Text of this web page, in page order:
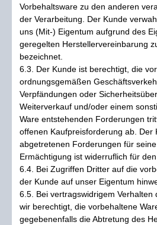
Vorbehaltsware zu den anderen
der Verarbeitung. Der Kunde
uns (Mit-) Eigentum aufgrund des
geregelten Herstellervereinbarung
bezeichnet.
6.3. Der Kunde ist berechtigt, die
ordnungsgemäßen
Verpfändungen oder
Weiterverkauf und/oder einem
Ware entstehenden Forderungen
offenen Kaufpreisforderung ab.
abgetretenen Forderungen für
Ermächtigung ist widerruflich für
6.4. Bei Zugriffen Dritter auf die
der Kunde auf unser Eigentum
6.5. Bei vertragswidrigem
wir berechtigt, die vorbehaltene
gegebenenfalls die Abtretung des